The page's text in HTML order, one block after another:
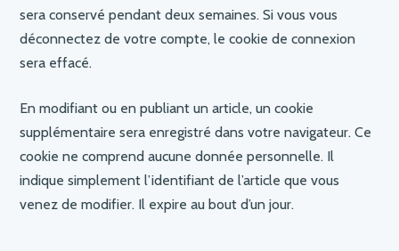
sera conservé pendant deux semaines. Si vous vous
déconnectez de votre compte, le cookie de connexion
sera effacé.
En modifiant ou en publiant un article, un cookie
supplémentaire sera enregistré dans votre navigateur. Ce
cookie ne comprend aucune donnée personnelle. Il
indique simplement l’identifiant de l’article que vous
venez de modifier. Il expire au bout d’un jour.